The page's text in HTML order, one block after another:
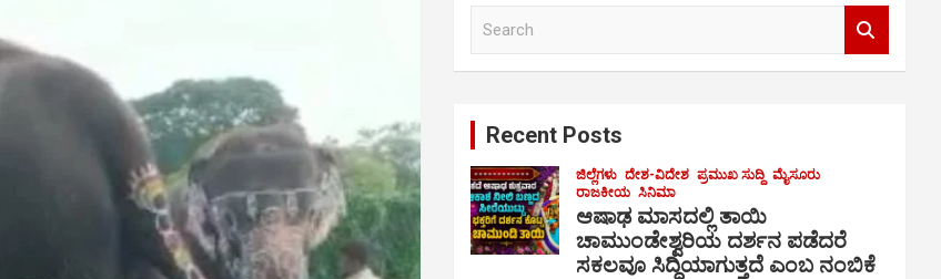
Recent Posts
ಜಿಲ್ಲೆಗಳು ದೇಶ-ವಿದೇಶ ಪ್ರಮುಖ ಸುದ್ದಿ ಮೈಸೂರು
ರಾಜಕೀಯ ಸಿನಿಮಾ
ಆಷಾಢ ಮಾಸದಲ್ಲಿ ತಾಯಿ
ಚಾಮುಂಡೇಶ್ವರಿಯ ದರ್ಶನ ಪಡೆದರೆ
ಸಕಲವೂ ಸಿದ್ಧಿಯಾಗುತ್ತದೆ ಎಂಬ ನಂಬಿಕೆ